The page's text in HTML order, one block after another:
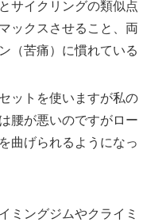
サイクリングの類似点
ックスさせること、両
（苦痛）に慣れている
ットを使いますが私の
腰が悪いのですがロー
曲げられるようになっ
ミングジムやクライミ